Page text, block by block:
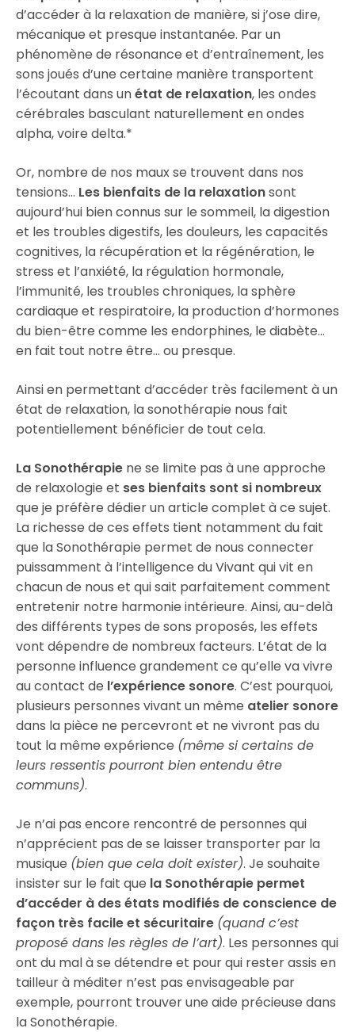
d’accéder à la relaxation de manière, si j’ose dire,
mécanique et presque instantanée. Par un
phénomène de résonance et d’entraînement, les
sons joués d’une certaine manière transportent
l’écoutant dans unétat de relaxation, les ondes
cérébrales basculant naturellement en ondes
alpha, voire delta.*
Or, nombre de nos maux se trouvent dans nos
tensions… Les bienfaits de la relaxationsont
aujourd’hui bien connus sur le sommeil, la digestion
et les troubles digestifs, les douleurs, les capacités
cognitives, la récupération et la régénération, le
stress et l’anxiété, la régulation hormonale,
l’immunité, les troubles chroniques, la sphère
cardiaque et respiratoire, la production d’hormones
du bien-être comme les endorphines, le diabète…
en fait tout notre être… ou presque.
Ainsi en permettant d’accéder très facilement à un
état de relaxation, la sonothérapie nous fait
potentiellement bénéficier de tout cela.
La Sonothérapie ne se limite pas à une approche
de relaxologie et ses bienfaits sont si nombreux
que je préfère dédier un article complet à ce sujet.
La richesse de ces effets tient notamment du fait
que la Sonothérapie permet de nous connecter
puissamment à l’intelligence du Vivant qui vit en
chacun de nous et qui sait parfaitement comment
entretenir notre harmonie intérieure. Ainsi, au-delà
des différents types de sons proposés, les effets
vont dépendre de nombreux facteurs. L’état de la
personne influence grandement ce qu’elle va vivre
au contact de l’expérience sonore. C’est pourquoi,
plusieurs personnes vivant un même atelier sonore
dans la pièce ne percevront et ne vivront pas du
tout la même expérience (même si certains de
leurs ressentis pourront bien entendu être
communs).
Je n’ai pas encore rencontré de personnes qui
n’apprécient pas de se laisser transporter par la
musique (bien que cela doit exister). Je souhaite
insister sur le fait que la Sonothérapie permet
d’accéder à des états modifiés de conscience de
façon très facile et sécuritaire (quand c’est
proposé dans les règles de l’art). Les personnes qui
ont du mal à se détendre et pour qui rester assis en
tailleur à méditer n’est pas envisageable par
exemple, pourront trouver une aide précieuse dans
la Sonothérapie.